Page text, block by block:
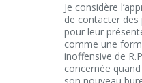
Je considère
de contacter
pour leur
comme une
inoffensive de
concernée